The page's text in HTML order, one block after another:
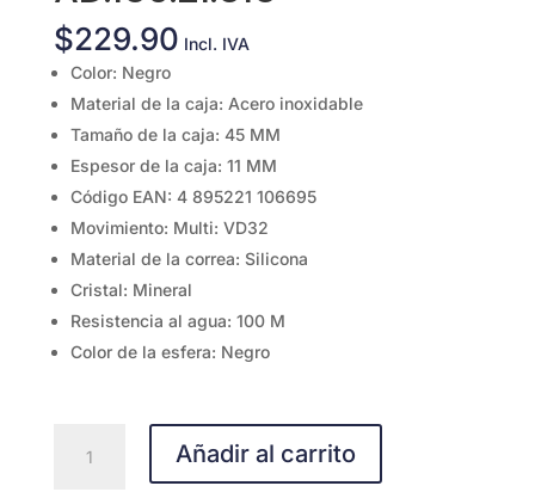
$229.90 Incl. IVA
Color: Negro
Material de la caja: Acero inoxidable
Tamaño de la caja: 45 MM
Espesor de la caja: 11 MM
Código EAN: 4 895221 106695
Movimiento: Multi: VD32
Material de la correa: Silicona
Cristal: Mineral
Resistencia al agua: 100 M
Color de la esfera: Negro
cantidad
Añadir al carrito